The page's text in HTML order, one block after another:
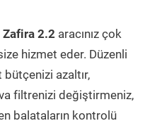
2.2 aracınız çok
hizmet eder. Düzenli
azaltır,
filtrenizi değiştirmeniz,
balataların kontrolü